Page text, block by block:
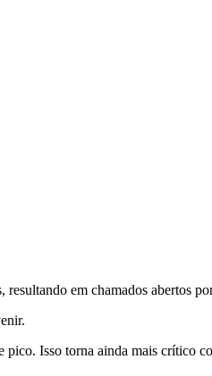
em chamados abertos
Isso torna ainda mais crítico